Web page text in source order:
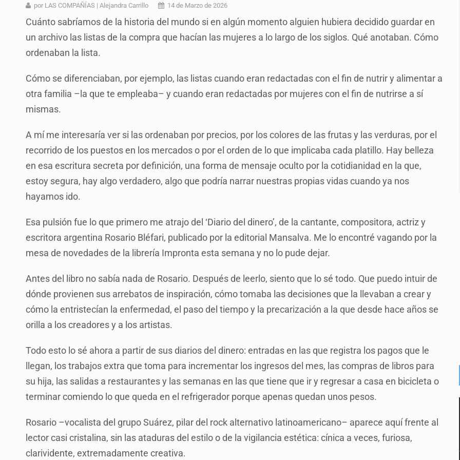
Ex policía es detenido por agresión y amenzas contra su pareja
Vecinos de Mirador de San Isidro denuncian tala; IJALVI lo niega
Reporta 627 acciones tras inundación en Balcones de Oblatos
Proponen consulta popular por desarrollo de vivienda en Mirador de San Isidro
por LAS COMPAÑÍAS | Alejandra Carrillo 14 de Marzo de 2026
Cuánto sabríamos de la historia del mundo si en algún momento alguien hubiera decidido guardar en
un archivo las listas de la compra que hacían las mujeres a lo largo de los siglos. Qué anotaban. Cómo
ordenaban la lista.
Cómo se diferenciaban, por ejemplo, las listas cuando eran redactadas con el fin de nutrir y alimentar a
otra familia –la que te empleaba– y cuando eran redactadas por mujeres con el fin de nutrirse a sí
mismas.
A mí me interesaría ver si las ordenaban por precios, por los colores de las frutas y las verduras, por el
recorrido de los puestos en los mercados o por el orden de lo que implicaba cada platillo. Hay belleza
en esa escritura secreta por definición, una forma de mensaje oculto por la cotidianidad en la que,
estoy segura, hay algo verdadero, algo que podría narrar nuestras propias vidas cuando ya nos
hayamos ido.
Esa pulsión fue lo que primero me atrajo del ‘Diario del dinero’, de la cantante, compositora, actriz y
escritora argentina Rosario Bléfari, publicado por la editorial Mansalva. Me lo encontré vagando por la
mesa de novedades de la librería Impronta esta semana y no lo pude dejar.
Antes del libro no sabía nada de Rosario. Después de leerlo, siento que lo sé todo. Que puedo intuir de
dónde provienen sus arrebatos de inspiración, cómo tomaba las decisiones que la llevaban a crear y
cómo la entristecían la enfermedad, el paso del tiempo y la precarización a la que desde hace años se
orilla a los creadores y a los artistas.
Todo esto lo sé ahora a partir de sus diarios del dinero: entradas en las que registra los pagos que le
llegan, los trabajos extra que toma para incrementar los ingresos del mes, las compras de libros para
su hija, las salidas a restaurantes y las semanas en las que tiene que ir y regresar a casa en bicicleta o
terminar comiendo lo que queda en el refrigerador porque apenas quedan unos pesos.
Rosario –vocalista del grupo Suárez, pilar del rock alternativo latinoamericano– aparece aquí frente al
lector casi cristalina, sin las ataduras del estilo o de la vigilancia estética: cínica a veces, furiosa,
clarividente, extremadamente creativa.